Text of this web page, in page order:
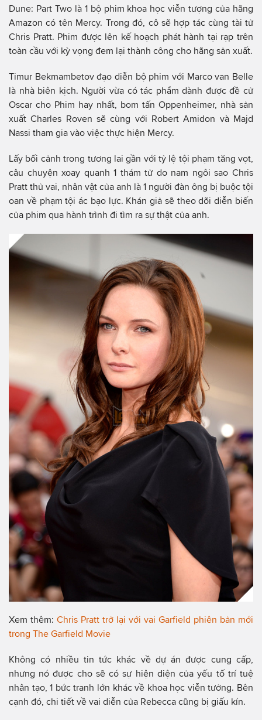
Dune: Part Two là 1 bộ phim khoa học viễn tượng của hãng
Amazon có tên Mercy. Trong đó, cô sẽ hợp tác cùng tài tử
Chris Pratt. Phim được lên kế hoạch phát hành tại rạp trên
toàn cầu với kỳ vọng đem lại thành công cho hãng sản xuất.
Timur Bekmambetov đạo diễn bộ phim với Marco van Belle
là nhà biên kịch. Người vừa có tác phẩm dành được đề cử
Oscar cho Phim hay nhất, bom tấn Oppenheimer, nhà sản
xuất Charles Roven sẽ cùng với Robert Amidon và Majd
Nassi tham gia vào việc thực hiện Mercy.
Lấy bối cảnh trong tương lai gần với tỷ lệ tội phạm tăng vọt,
câu chuyện xoay quanh 1 thám tử do nam ngôi sao Chris
Pratt thủ vai, nhân vật của anh là 1 người đàn ông bị buộc tội
oan về phạm tội ác bạo lực. Khán giả sẽ theo dõi diễn biến
của phim qua hành trình đi tìm ra sự thật của anh.
Xem thêm: Chris Pratt trở lại với vai Garfield phiên bản mới
trong The Garfield Movie
Không có nhiều tin tức khác về dự án được cung cấp,
nhưng nó được cho sẽ có sự hiện diện của yếu tố trí tuệ
nhân tạo, 1 bức tranh lớn khác về khoa học viễn tưởng. Bên
cạnh đó, chi tiết về vai diễn của Rebecca cũng bị giấu kín.